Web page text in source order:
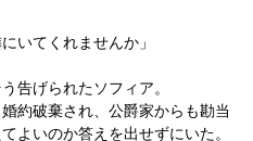
いてくれませんか」
告げられたソフィア。
約破棄され、公爵家からも勘当
よいのか答えを出せずにいた。